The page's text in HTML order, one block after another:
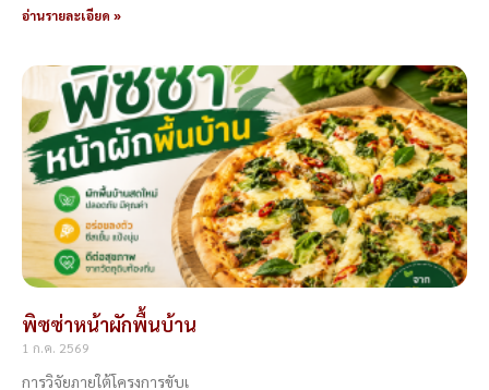
อ่านรายละเอียด »
พิซซ่าหน้าผักพื้นบ้าน
1 ก.ค. 2569
การวิจัยภายใต้โครงการขับเ